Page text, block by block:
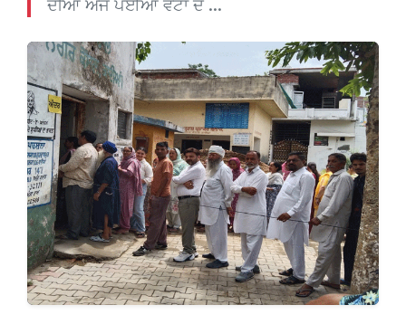
ਦੀਆਂ ਅੱਜ ਪਈਆਂ ਵੋਟਾਂ ਦੇ ...